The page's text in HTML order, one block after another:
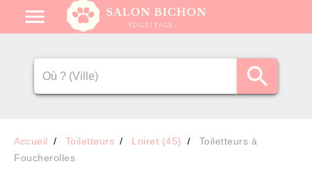
Accueil Toiletteurs Loiret (45)
Toiletteurs à
Foucherolles